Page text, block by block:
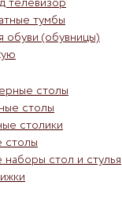
тумбы
обуви (обувницы)
столы
столы
столики
столы
наборы стол и стулья